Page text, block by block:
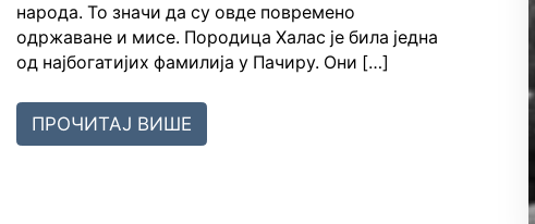
народа. То значи да су овде повремено
одржаване и мисе. Породица Халас је била једна
од најбогатијих фамилија у Пачиру. Они […]
ПРОЧИТАЈ ВИШЕ